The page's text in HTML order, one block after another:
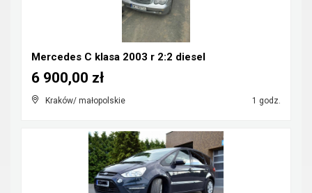
Mercedes C klasa 2003 r 2:2 diesel
Kraków/ małopolskie 1 godz.
6 900,00 zł